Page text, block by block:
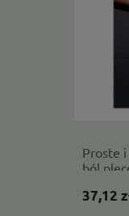
Proste
ból
37,12